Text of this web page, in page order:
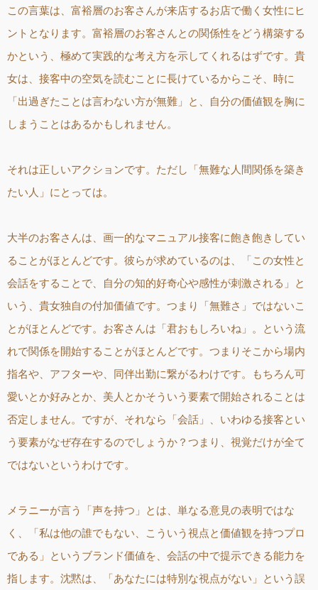
この言葉は、富裕層のお客さんが来店するお店で働く女性にヒ
ントとなります。富裕層のお客さんとの関係性をどう構築する
かという、極めて実践的な考え方を示してくれるはずです。貴
女は、接客中の空気を読むことに長けているからこそ、時に
「出過ぎたことは言わない方が無難」と、自分の価値観を胸に
しまうことはあるかもしれません。
それは正しいアクションです。ただし「無難な人間関係を築き
たい人」にとっては。
大半のお客さんは、画一的なマニュアル接客に飽き飽きしてい
ることがほとんどです。彼らが求めているのは、「この女性と
会話をすることで、自分の知的好奇心や感性が刺激される」と
いう、貴女独自の付加価値です。つまり「無難さ」ではないこ
とがほとんどです。お客さんは「君おもしろいね」。という流
れで関係を開始することがほとんどです。つまりそこから場内
指名や、アフターや、同伴出勤に繋がるわけです。もちろん可
愛いとか好みとか、美人とかそういう要素で開始されることは
否定しません。ですが、それなら「会話」、いわゆる接客とい
う要素がなぜ存在するのでしょうか？つまり、視覚だけが全て
ではないというわけです。
メラニーが言う「声を持つ」とは、単なる意見の表明ではな
く、「私は他の誰でもない、こういう視点と価値観を持つプロ
である」というブランド価値を、会話の中で提示できる能力を
指します。沈黙は、「あなたには特別な視点がない」という誤